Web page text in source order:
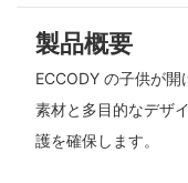
製品概要
ECCODY の子供が
素材と多目的なデザ
護を確保します。